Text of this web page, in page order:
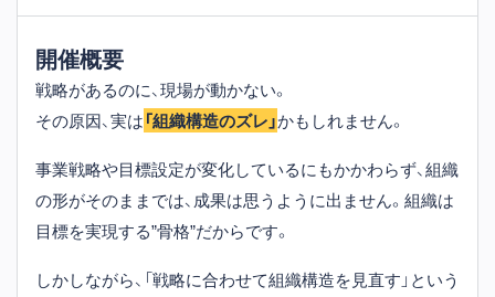
開催概要
戦略があるのに、現場が動かない。
その原因、実は「組織構造のズレ」かもしれません。
事業戦略や目標設定が変化しているにもかかわらず、組織
の形がそのままでは、成果は思うように出ません。組織は
目標を実現する”骨格”だからです。
しかしながら、「戦略に合わせて組織構造を見直す」という